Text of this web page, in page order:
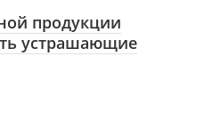
продукции
устрашающие